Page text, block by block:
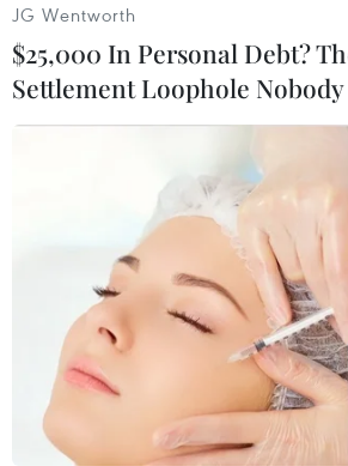
JG Wentworth
$25,000 In Personal Debt?
Settlement Loophole